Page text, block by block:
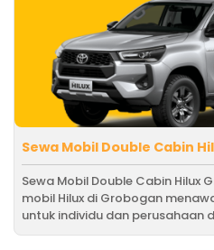
Sewa Mobil Double Cabin
Sewa Mobil Double Cabin Hilux
mobil Hilux di Grobogan
untuk individu dan perusahaan